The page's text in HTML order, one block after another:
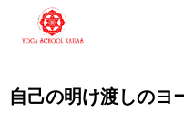
自己の明け渡しの